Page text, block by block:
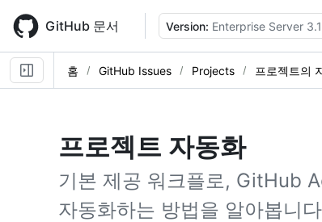
main
content
GitHub 문서 Version: Enterprise Server
홈 GitHub Issues Projects 프로젝트의
프로젝트 자동화
기본 제공 워크플로, GitHub
자동화하는 방법을 알아봅니